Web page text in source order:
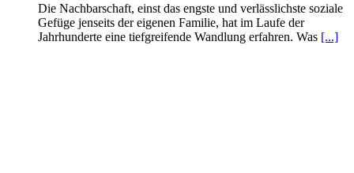
Die Nachbarschaft, einst das engste und verlässlichste soziale
Gefüge jenseits der eigenen Familie, hat im Laufe der
Jahrhunderte eine tiefgreifende Wandlung erfahren. Was [...]